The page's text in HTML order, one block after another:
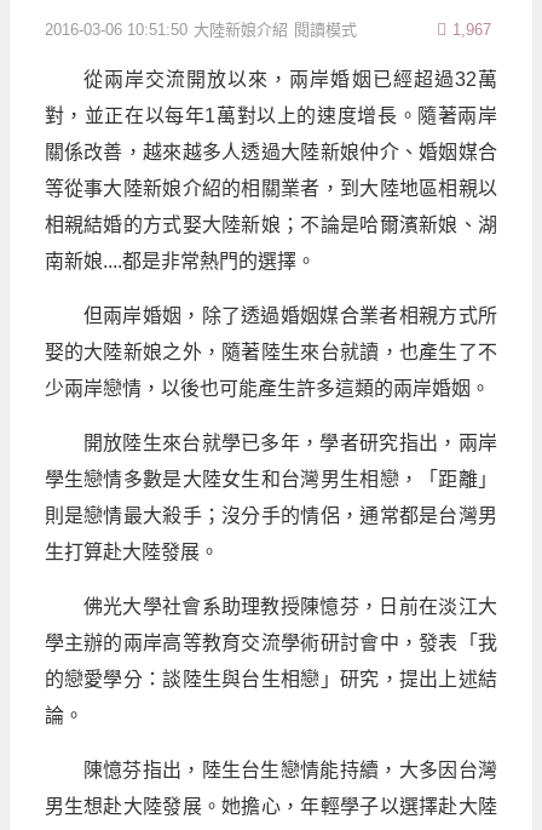
2016-03-06 10:51:50 大陸新娘介紹 1,967
閱讀模式
從兩岸交流開放以來，兩岸婚姻已經超過32萬
對，並正在以每年1萬對以上的速度增長。隨著兩岸
關係改善，越來越多人透過大陸新娘仲介、婚姻媒合
等從事大陸新娘介紹的相關業者，到大陸地區相親以
相親結婚的方式娶大陸新娘；不論是哈爾濱新娘、湖
南新娘....都是非常熱門的選擇。
但兩岸婚姻，除了透過婚姻媒合業者相親方式所
娶的大陸新娘之外，隨著陸生來台就讀，也產生了不
少兩岸戀情，以後也可能產生許多這類的兩岸婚姻。
開放陸生來台就學已多年，學者研究指出，兩岸
學生戀情多數是大陸女生和台灣男生相戀，「距離」
則是戀情最大殺手；沒分手的情侶，通常都是台灣男
生打算赴大陸發展。
佛光大學社會系助理教授陳憶芬，日前在淡江大
學主辦的兩岸高等教育交流學術研討會中，發表「我
的戀愛學分：談陸生與台生相戀」研究，提出上述結
論。
陳憶芬指出，陸生台生戀情能持續，大多因台灣
男生想赴大陸發展。她擔心，年輕學子以選擇赴大陸